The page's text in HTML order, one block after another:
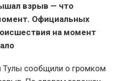
взрыв — что
Официальных
на момент
Тулы сообщили о громком